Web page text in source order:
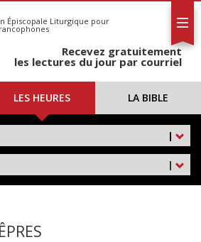
Épiscopale Liturgique pour
Recevez gratuitement
les lectures du jour par courriel
LES HEURES LA BIBLE
|
|